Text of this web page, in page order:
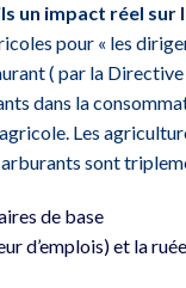
un impact réel sur
pour « les
( par la
dans la
Les
sont
de base
d’emplois) et la